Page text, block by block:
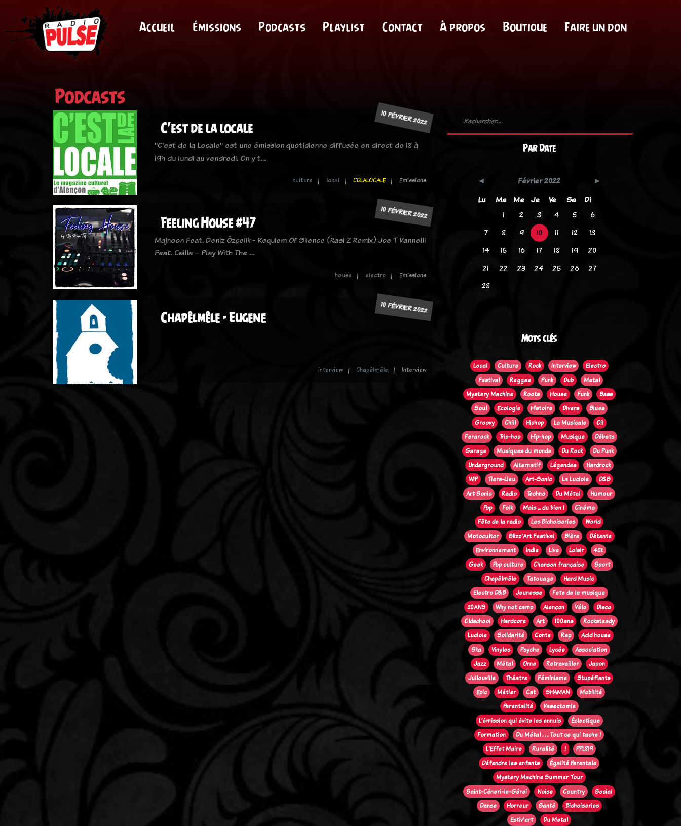
Accueil Émissions Podcasts Playlist Contact À propos Boutique Faire un don
Podcasts
10 FÉVRIER 2022
C'est de la locale
"C'est de la Locale" est une émission quotidienne diffusée en direct de 18 à
19h du lundi au vendredi. On y t…
culture local CDLALOCALE Emissions
10 FÉVRIER 2022
Feeling House #47
Majnoon Feat. Deniz Özçelik - Requiem Of Silence (Rasi Z Remix) Joe T Vannelli
Feat. Csilla – Play With The …
house electro Emissions
10 FÉVRIER 2022
Chapêlmêle - Eugene
interview Chapêlmêle Interview
Par Date
Février 2022
Lu
Ma Me Je Ve Sa
Di
1
2 3 4 5
6
7
8 9 10 11 12
13
14
15 16 17 18 19
20
21
22 23 24 25 26
27
28
Mots clés
Local Culture Rock Interview
Electro
Festival
Reggae Punk Dub
Metal
Mystery Machine
Roots House Funk
Bass
Soul
Ecologie Histoire Divers
Blues
Groovy
Chill Hiphop La Musicale
Oi!
Ferarock
Trip-hop Hip-hop Musique
Débats
Garage
Musiques du monde Du Rock
Du Punk
Underground
Alternatif Légendes
Hardrock
WIP
Tiers-Lieu Art-Sonic La Luciole
D&B
Art Sonic
Radio Techno Du Métal
Humour
Pop
Folk Mais ... du bien !
Cinéma
Fête de la radio
Les Bichoiseries
World
Motocultor
Blizz'Art Festival Bière
Détente
Environnement
Indie Live Loisir
45t
Geek
Pop culture Chanson française
Sport
Chapêlmêle
Tatouage
Hard Music
Electro D&B
Jeunesse
Fete de la musique
20ANS
Why not camp Alençon Vélo
Disco
Oldschool
Hardcore Art 100ans
Rocksteady
Luciole
Solidarité Conte Rap
Acid house
Ska
Vinyles Psyche Lycée
Association
Jazz
Métal Orne Retravailler
Japon
Jullouville
Théatre Féminisme
Stupéfiants
Epic
Métier Cat SHAMAN
Mobilité
Parentalité
Vasectomie
L’émission qui évite les ennuis
Éclectique
Formation
Du Métal . . . Tout ce qui tache !
L'Effet Maire
Ruralité !
PPL819
Défendre les enfants
Égalité Parentale
Mystery Machine Summer Tour
Saint-Céneri-le-Gérei
Noise Country
Social
Danse
Horreur Santé
Bichoiseries
Estiv'art
Du Metal